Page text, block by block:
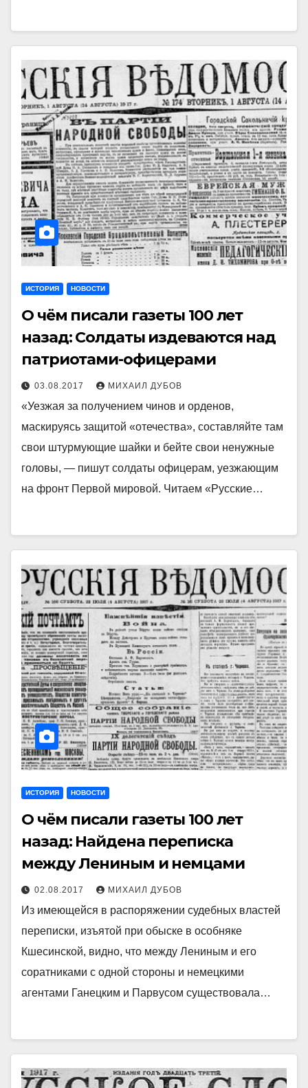
ИСТОРИЯ НОВОСТИ
О чём писали газеты 100 лет
назад: Солдаты издеваются над
патриотами-офицерами
03.08.2017 МИХАИЛ ДУБОВ
«Уезжая за получением чинов и орденов,
маскируясь защитой «отечества», составляйте там
свои штурмующие шайки и бейте свои ненужные
головы, — пишут солдаты офицерам, уезжающим
на фронт Первой мировой. Читаем «Русские…
ИСТОРИЯ НОВОСТИ
О чём писали газеты 100 лет
назад: Найдена переписка
между Лениным и немцами
02.08.2017 МИХАИЛ ДУБОВ
Из имеющейся в распоряжении судебных властей
переписки, изъятой при обыске в особняке
Кшесинской, видно, что между Лениным и его
соратниками с одной стороны и немецкими
агентами Ганецким и Парвусом существовала…